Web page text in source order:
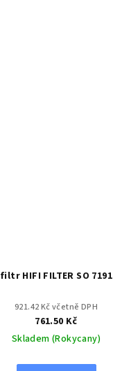
filtr HIFI FILTER SO 7191
921.42 Kč včetně DPH
761.50 Kč
Skladem (Rokycany)